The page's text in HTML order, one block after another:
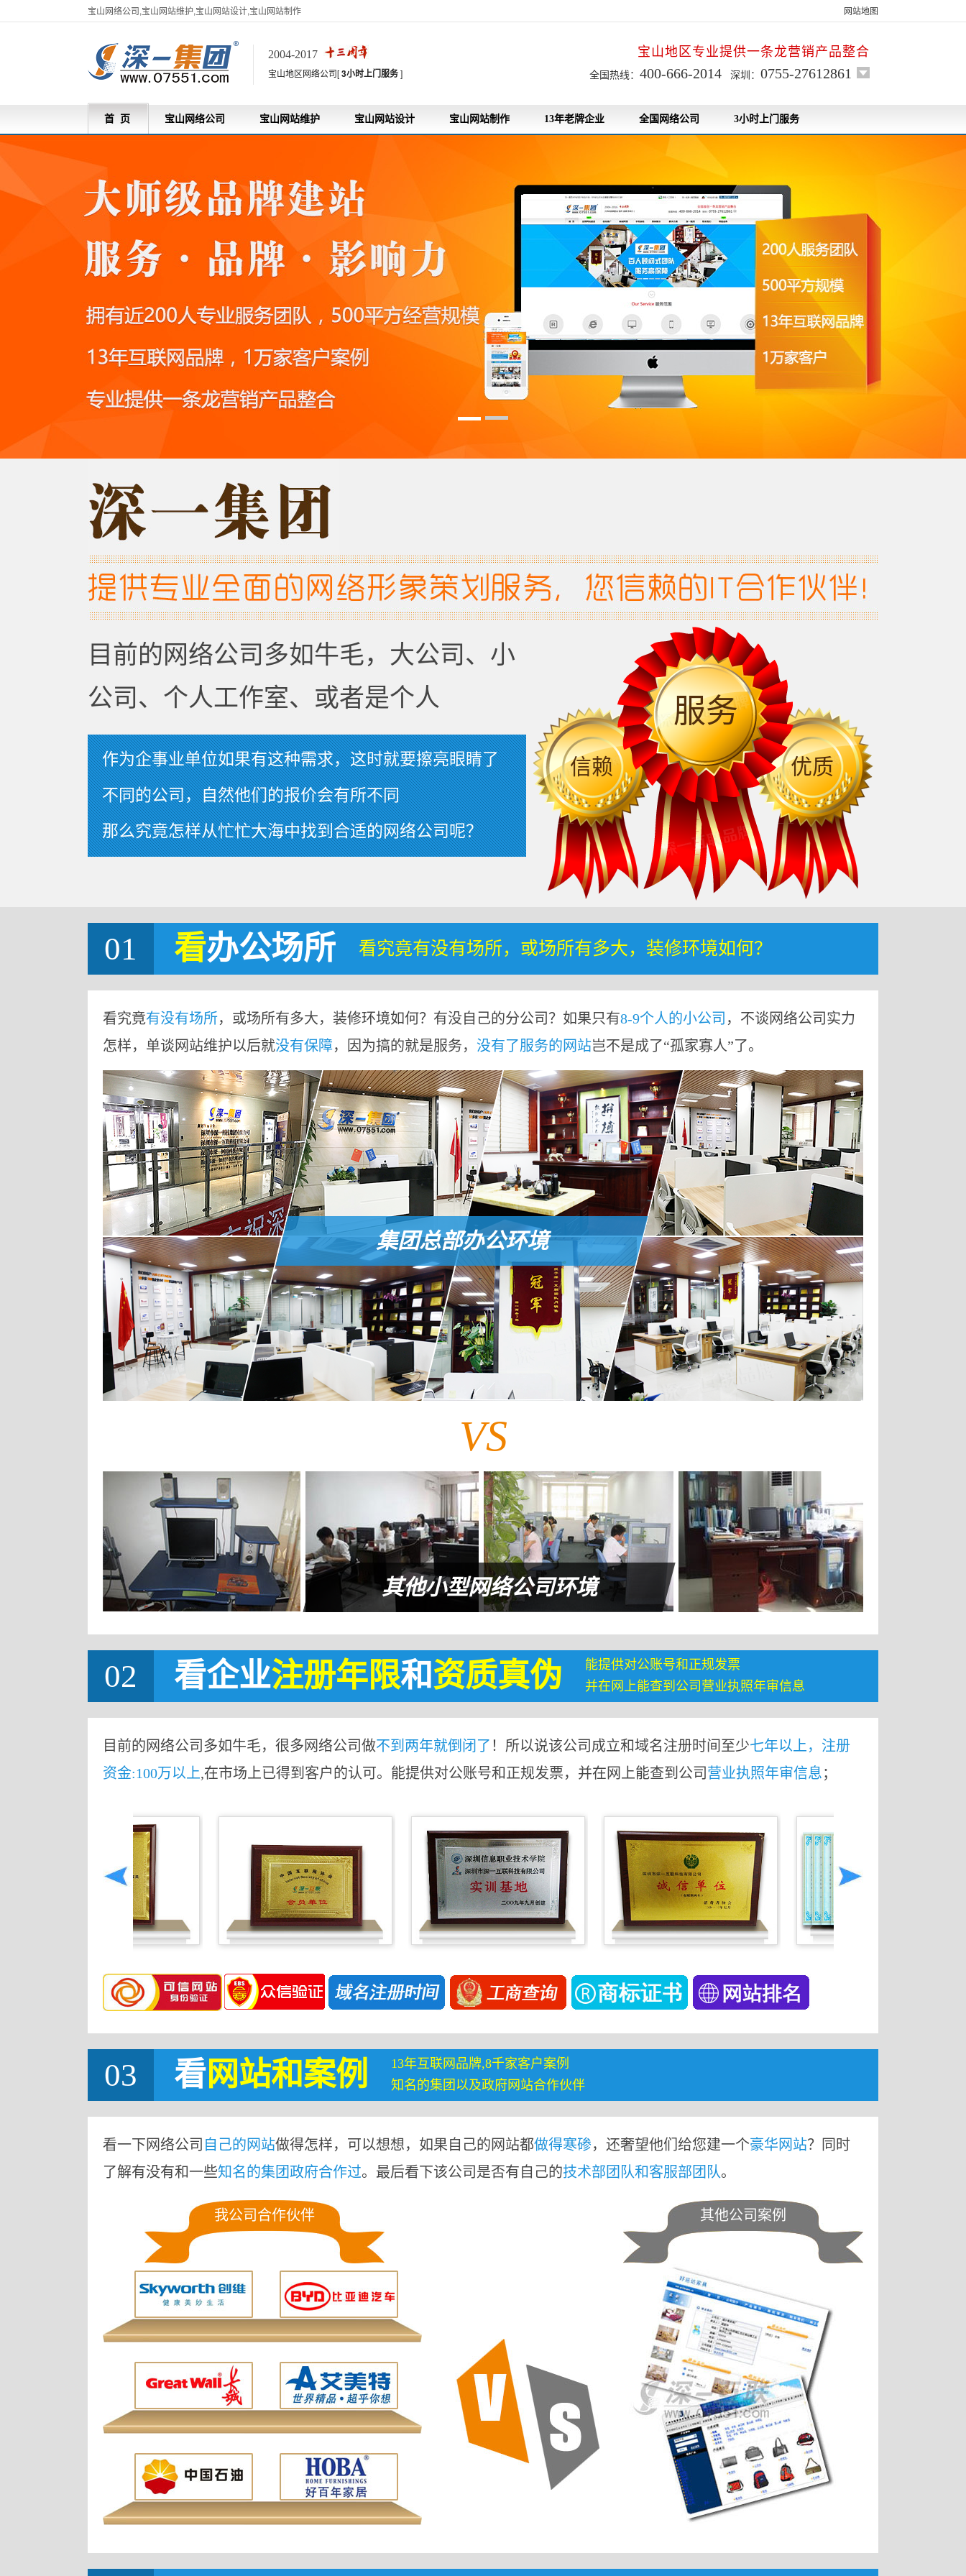
宝山网络公司,宝山网站维护,宝山网站设计,宝山网站制作 网站地图
2004-2017
宝山地区网络公司[3小时上门服务]
宝山地区专业提供一条龙营销产品整合
全国热线： 400-666-2014 深圳： 0755-27612861
首 页 宝山网络公司 宝山网站维护 宝山网站设计 宝山网站制作 13年老牌企业 全国网络公司 3小时上门服务
目前的网络公司多如牛毛，大公司、小
公司、个人工作室、或者是个人
作为企事业单位如果有这种需求，这时就要擦亮眼睛了
不同的公司，自然他们的报价会有所不同
那么究竟怎样从忙忙大海中找到合适的网络公司呢？
信赖
服务
优质
01 看办公场所 看究竟有没有场所，或场所有多大，装修环境如何？
看究竟有没有场所，或场所有多大，装修环境如何？有没自己的分公司？如果只有8-9个人的小公司 ，不谈网络公司实力
怎样，单谈网站维护以后就没有保障，因为搞的就是服务， 没有了服务的网站岂不是成了“孤家寡人”了。
集团总部办公环境
VS
其他小型网络公司环境
02 看企业注册年限和资质真伪
能提供对公账号和正规发票
并在网上能查到公司营业执照年审信息
目前的网络公司多如牛毛，很多网络公司做不到两年就倒闭了 ！所以说该公司成立和域名注册时间至少七年以上，注册
资金:100万以上,在市场上已得到客户的认可。能提供对公账号和正规发票，并在网上能查到公司 营业执照年审信息；
03 看网站和案例
13年互联网品牌,8千家客户案例
知名的集团以及政府网站合作伙伴
看一下网络公司 自己的网站做得怎样，可以想想，如果自己的网站都做得寒碜，还奢望他们给您建一个豪华网站？同时
了解有没有和一些知名的集团政府合作过。最后看下该公司是否有自己的技术部团队和客服部团队。
我公司合作伙伴 其他公司案例